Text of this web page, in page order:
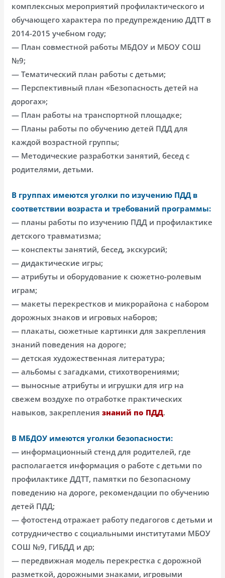
комплексных мероприятий профилактического и
обучающего характера по предупреждению ДДТТ в
2014-2015 учебном году;
— План совместной работы МБДОУ и МБОУ СОШ
№9;
— Тематический план работы с детьми;
— Перспективный план «Безопасность детей на
дорогах»;
— План работы на транспортной площадке;
— Планы работы по обучению детей ПДД для
каждой возрастной группы;
— Методические разработки занятий, бесед с
родителями, детьми.
В группах имеются уголки по изучению ПДД в
соответствии возраста и требований программы:
— планы работы по изучению ПДД и профилактике
детского травматизма;
— конспекты занятий, бесед, экскурсий;
— дидактические игры;
— атрибуты и оборудование к сюжетно-ролевым
играм;
— макеты перекрестков и микрорайона с набором
дорожных знаков и игровых наборов;
— плакаты, сюжетные картинки для закрепления
знаний поведения на дороге;
— детская художественная литература;
— альбомы с загадками, стихотворениями;
— выносные атрибуты и игрушки для игр на
свежем воздухе по отработке практических
навыков, закреплениязнаний по ПДД.
В МБДОУ имеются уголки безопасности:
— информационный стенд для родителей, где
располагается информация о работе с детьми по
профилактике ДДТТ, памятки по безопасному
поведению на дороге, рекомендации по обучению
детей ПДД;
— фотостенд отражает работу педагогов с детьми и
сотрудничество с социальными институтами МБОУ
СОШ №9, ГИБДД и др;
— передвижная модель перекрестка с дорожной
разметкой, дорожными знаками, игровыми